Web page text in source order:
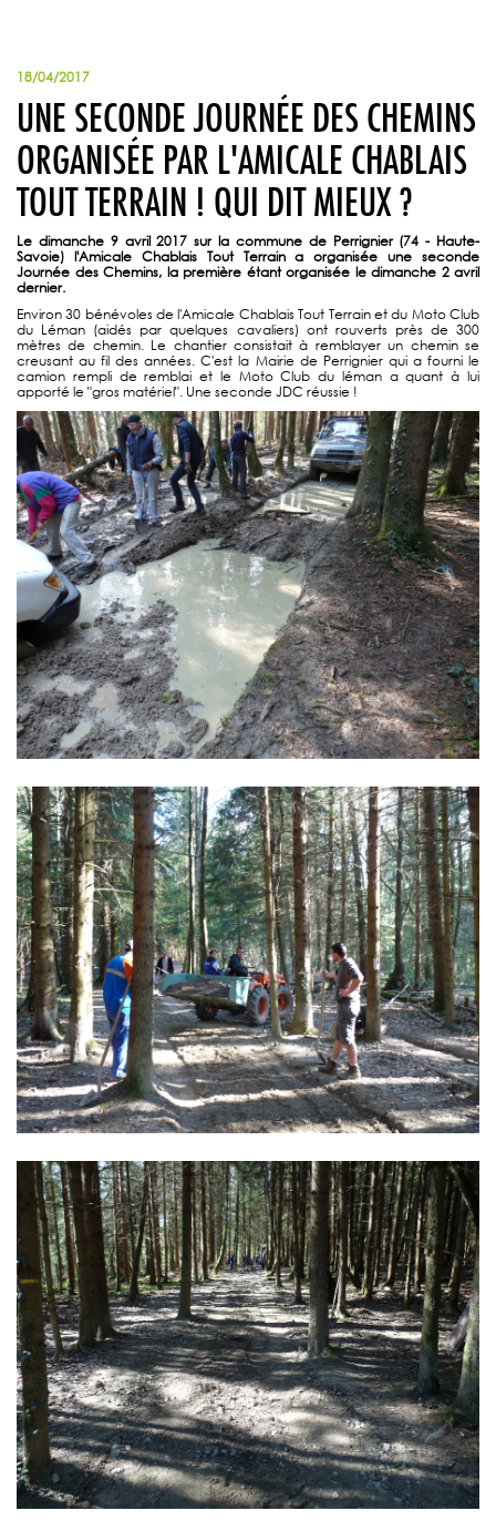
18/04/2017
UNE SECONDE JOURNÉE DES CHEMINS
ORGANISÉE PAR L'AMICALE CHABLAIS
TOUT TERRAIN ! QUI DIT MIEUX ?
Le dimanche 9 avril 2017 sur la commune de Perrignier (74 - Haute-
Savoie) l'Amicale Chablais Tout Terrain a organisée une seconde
Journée des Chemins, la première étant organisée le dimanche 2 avril
dernier.
Environ 30 bénévoles de l'Amicale Chablais Tout Terrain et du Moto Club
du Léman (aidés par quelques cavaliers) ont rouverts près de 300
mètres de chemin. Le chantier consistait à remblayer un chemin se
creusant au fil des années. C'est la Mairie de Perrignier qui a fourni le
camion rempli de remblai et le Moto Club du léman a quant à lui
apporté le "gros matériel". Une seconde JDC réussie !